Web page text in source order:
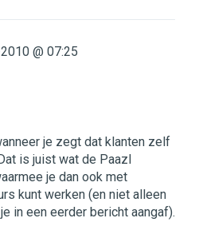
@ 07:25
je zegt dat klanten zelf
is juist wat de Paazl
je dan ook met
kunt werken (en niet alleen
in een eerder bericht aangaf).